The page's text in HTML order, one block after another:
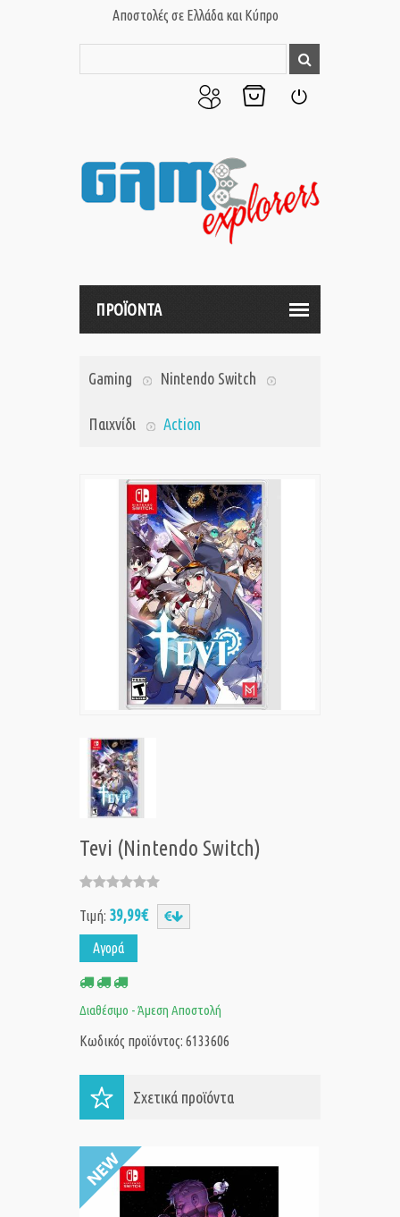
Αποστολές σε Ελλάδα και Κύπρο
μου
ΠΡΟΪΟΝΤΑ
Gaming Nintendo Switch
Παιχνίδι Action
Tevi (Nintendo Switch)
Τιμή: 39,99€
Αγορά
Διαθέσιμο - Άμεση Αποστολή
Κωδικός προϊόντος: 6133606
Σχετικά προϊόντα